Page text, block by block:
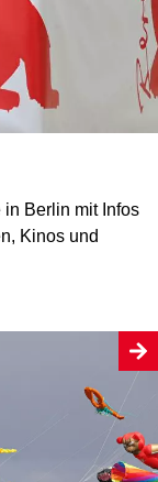
Berlin mit Infos
Kinos und